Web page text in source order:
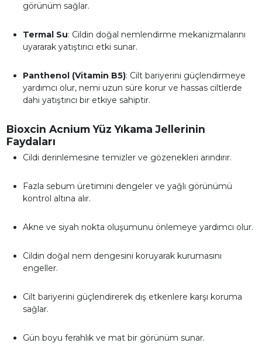
görünüm sağlar.
Termal Su: Cildin doğal nemlendirme mekanizmalarını
uyararak yatıştırıcı etki sunar.
Panthenol (Vitamin B5): Cilt bariyerini güçlendirmeye
yardımcı olur, nemi uzun süre korur ve hassas ciltlerde
dahi yatıştırıcı bir etkiye sahiptir.
Bioxcin Acnium Yüz Yıkama Jellerinin
Faydaları
Cildi derinlemesine temizler ve gözenekleri arındırır.
Fazla sebum üretimini dengeler ve yağlı görünümü
kontrol altına alır.
Akne ve siyah nokta oluşumunu önlemeye yardımcı olur.
Cildin doğal nem dengesini koruyarak kurumasını
engeller.
Cilt bariyerini güçlendirerek dış etkenlere karşı koruma
sağlar.
Gün boyu ferahlık ve mat bir görünüm sunar.